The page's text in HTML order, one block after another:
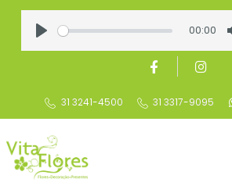
00:00
31 3241-4500 31 3317-9095